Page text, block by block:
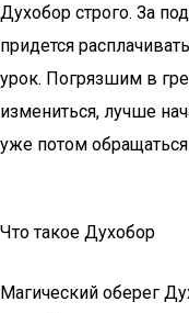
Духобор строго. За
придется
урок. Погрязшим в
измениться, лучше
уже потом
Что такое Духобор
Магический оберег